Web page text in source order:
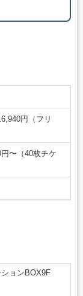
円（フリ
〜（40枚チケ
ョンBOX9F